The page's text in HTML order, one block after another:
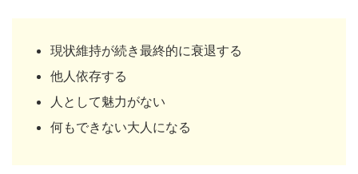
現状維持が続き最終的に衰退する
他人依存する
人として魅力がない
何もできない大人になる